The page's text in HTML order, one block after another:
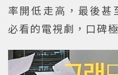
率開低走高，最後甚
必看的電視劇，口碑